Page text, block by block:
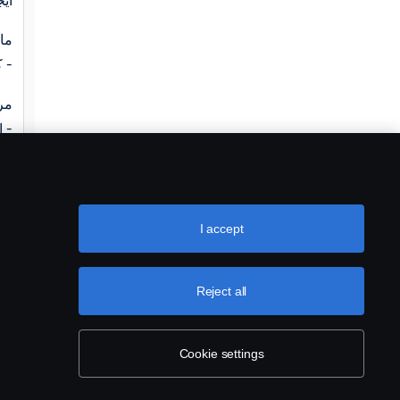
کند -
افشاگری را امضا کنید -
Cookie settings
Reject all
I accept